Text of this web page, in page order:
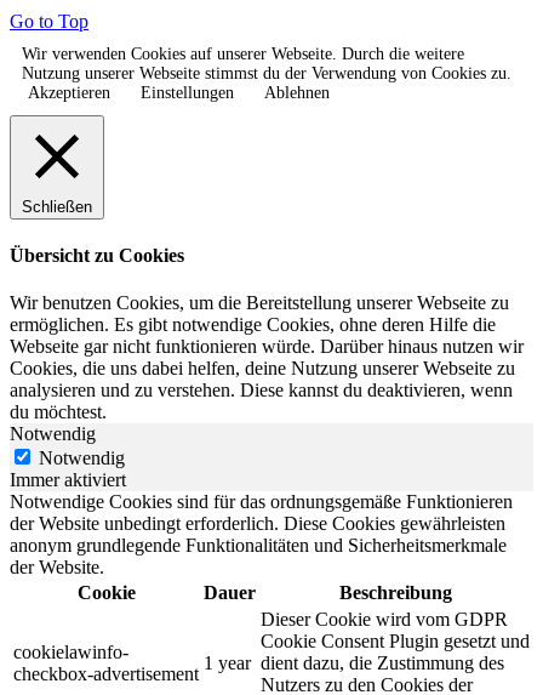
Go to Top
Wir verwenden Cookies auf unserer Webseite. Durch die weitere
Nutzung unserer Webseite stimmst du der Verwendung von Cookies zu.
Akzeptieren
Einstellungen Ablehnen
Schließen
Übersicht zu Cookies
Wir benutzen Cookies, um die Bereitstellung unserer Webseite zu
ermöglichen. Es gibt notwendige Cookies, ohne deren Hilfe die
Webseite gar nicht funktionieren würde. Darüber hinaus nutzen wir
Cookies, die uns dabei helfen, deine Nutzung unserer Webseite zu
analysieren und zu verstehen. Diese kannst du deaktivieren, wenn
du möchtest.
Notwendig
Notwendig
Immer aktiviert
Notwendige Cookies sind für das ordnungsgemäße Funktionieren
der Website unbedingt erforderlich. Diese Cookies gewährleisten
anonym grundlegende Funktionalitäten und Sicherheitsmerkmale
der Website.
Cookie
Dauer Beschreibung
cookielawinfo-
checkbox-advertisement
1 year
Dieser Cookie wird vom GDPR
Cookie Consent Plugin gesetzt und
dient dazu, die Zustimmung des
Nutzers zu den Cookies der